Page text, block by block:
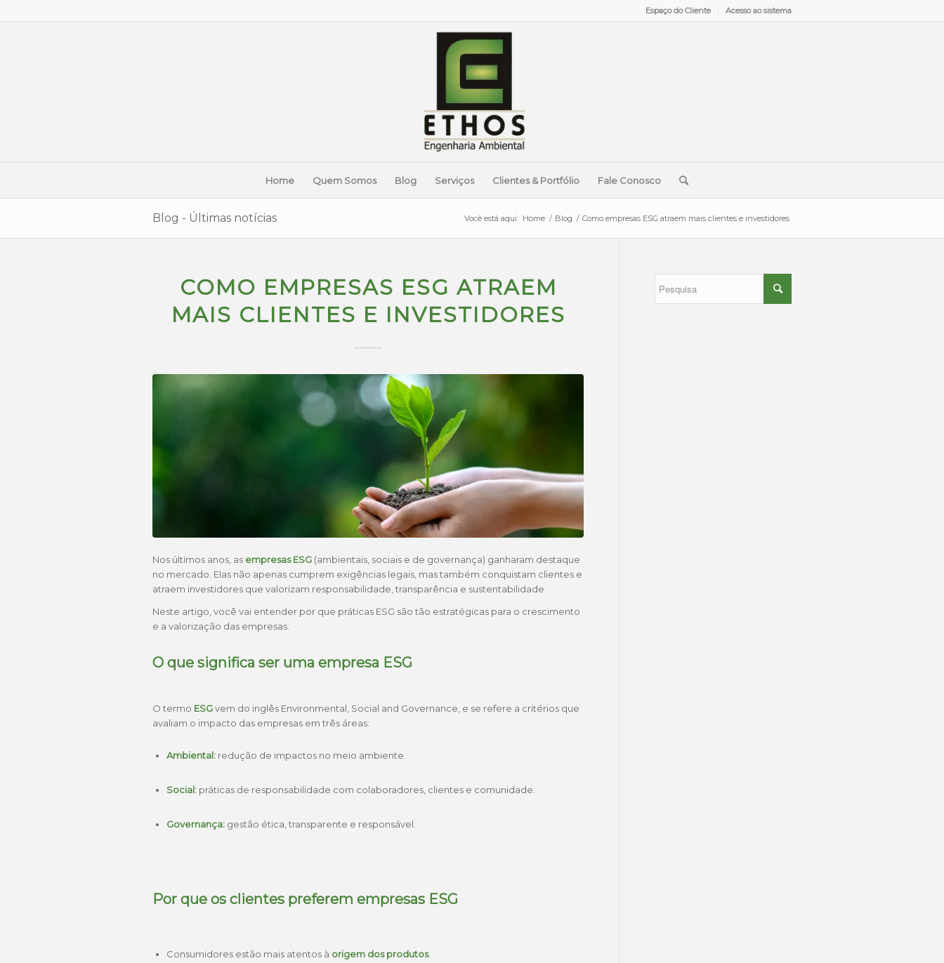
Espaço do Cliente Acesso ao sistema
Home Quem Somos Blog Serviços Clientes & Portfólio Fale Conosco
Blog - Últimas notícias Você está aqui: Home / Blog / Como empresas ESG atraem mais clientes e investidores
COMO EMPRESAS ESG ATRAEM
MAIS CLIENTES E INVESTIDORES
Nos últimos anos, as empresas ESG (ambientais, sociais e de governança) ganharam destaque
no mercado. Elas não apenas cumprem exigências legais, mas também conquistam clientes e
atraem investidores que valorizam responsabilidade, transparência e sustentabilidade.
Neste artigo, você vai entender por que práticas ESG são tão estratégicas para o crescimento
e a valorização das empresas.
O que significa ser uma empresa ESG
O termo ESGvem do inglês Environmental, Social and Governance , e se refere a critérios que
avaliam o impacto das empresas em três áreas:
Ambiental: redução de impactos no meio ambiente.
Social: práticas de responsabilidade com colaboradores, clientes e comunidade.
Governança: gestão ética, transparente e responsável.
Por que os clientes preferem empresas ESG
Consumidores estão mais atentos à origem dos produtos.